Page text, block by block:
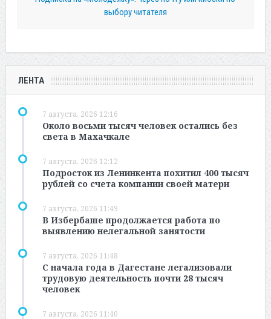
выбору читателя
ЛЕНТА
7 августа, 2026 12:16
Около восьми тысяч человек остались без
света в Махачкале
7 августа, 2026 12:12
Подросток из Ленинкента похитил 400 тысяч
рублей со счета компании своей матери
7 августа, 2026 11:49
В Избербаше продолжается работа по
выявлению нелегальной занятости
7 августа, 2026 11:48
С начала года в Дагестане легализовали
трудовую деятельность почти 28 тысяч
человек
7 августа, 2026 11:40